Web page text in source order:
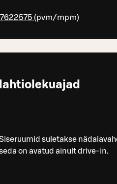
(pvm/mpm)
lahtiolekuajad
suletakse
on avatud ainult drive-in.